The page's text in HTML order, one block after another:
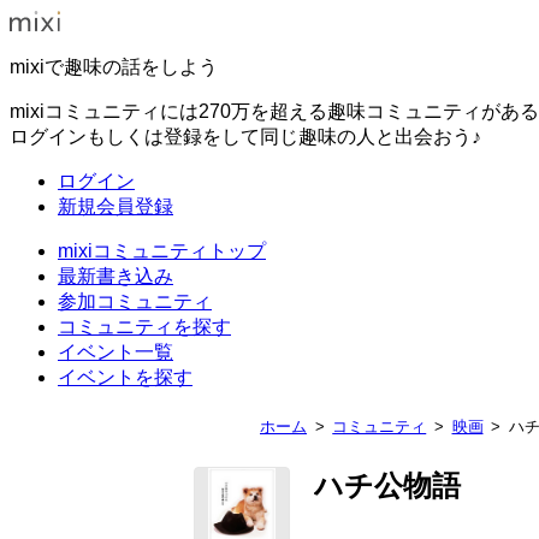
mixiで趣味の話をしよう
mixiコミュニティには270万を超える趣味コミュニティがある
ログインもしくは登録をして同じ趣味の人と出会おう♪
ログイン
新規会員登録
mixiコミュニティトップ
最新書き込み
参加コミュニティ
コミュニティを探す
イベント一覧
イベントを探す
ホーム コミュニティ 映画 ハ
ハチ公物語